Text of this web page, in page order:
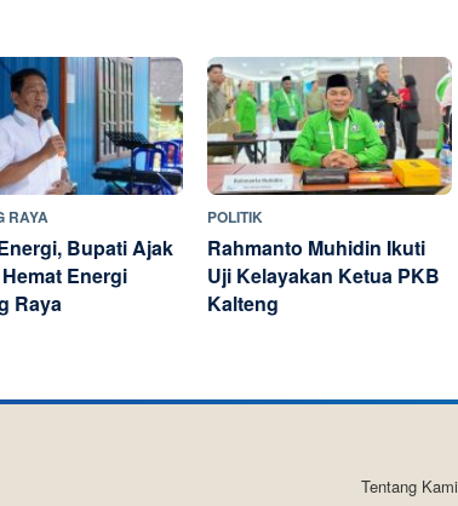
RAYA
Bupati Ajak
Energi
Raya
POLITIK
Rahmanto Muhidin Ikuti
Uji Kelayakan Ketua PKB
Kalteng
Tentang Kami